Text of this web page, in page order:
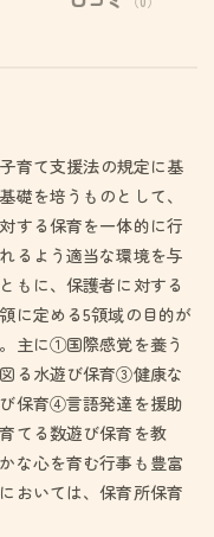
育て支援法の規定に基
礎を培うものとして、
する保育を一体的に行
るよう適当な環境を与
もに、保護者に対する
に定める5領域の目的が
主に①国際感覚を養う
る水遊び保育③健康な
保育④言語発達を援助
てる数遊び保育を教
な心を育む行事も豊富
おいては、保育所保育